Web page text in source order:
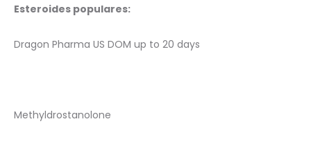
Esteroides populares:
Dragon Pharma US DOM up to 20 days
Methyldrostanolone